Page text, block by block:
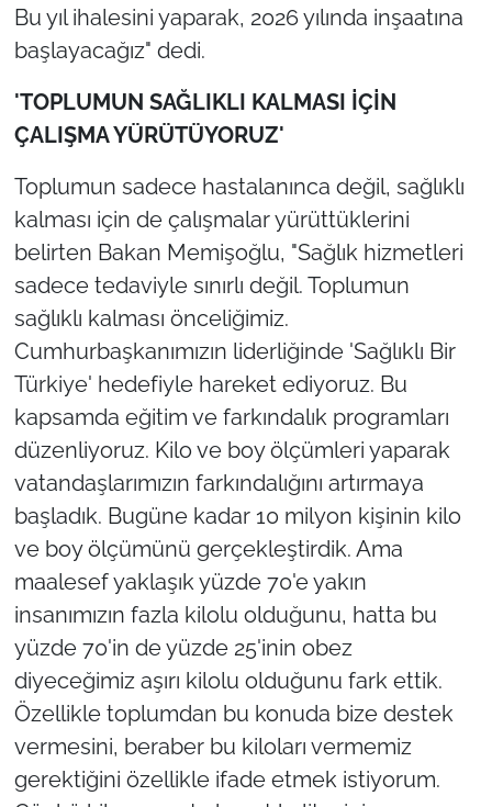
Bu yıl ihalesini yaparak, 2026 yılında inşaatına
başlayacağız" dedi.
'TOPLUMUN SAĞLIKLI KALMASI İÇİN
ÇALIŞMA YÜRÜTÜYORUZ'
Toplumun sadece hastalanınca değil, sağlıklı
kalması için de çalışmalar yürüttüklerini
belirten Bakan Memişoğlu, "Sağlık hizmetleri
sadece tedaviyle sınırlı değil. Toplumun
sağlıklı kalması önceliğimiz.
Cumhurbaşkanımızın liderliğinde 'Sağlıklı Bir
Türkiye' hedefiyle hareket ediyoruz. Bu
kapsamda eğitim ve farkındalık programları
düzenliyoruz. Kilo ve boy ölçümleri yaparak
vatandaşlarımızın farkındalığını artırmaya
başladık. Bugüne kadar 10 milyon kişinin kilo
ve boy ölçümünü gerçekleştirdik. Ama
maalesef yaklaşık yüzde 70'e yakın
insanımızın fazla kilolu olduğunu, hatta bu
yüzde 70'in de yüzde 25'inin obez
diyeceğimiz aşırı kilolu olduğunu fark ettik.
Özellikle toplumdan bu konuda bize destek
vermesini, beraber bu kiloları vermemiz
gerektiğini özellikle ifade etmek istiyorum.